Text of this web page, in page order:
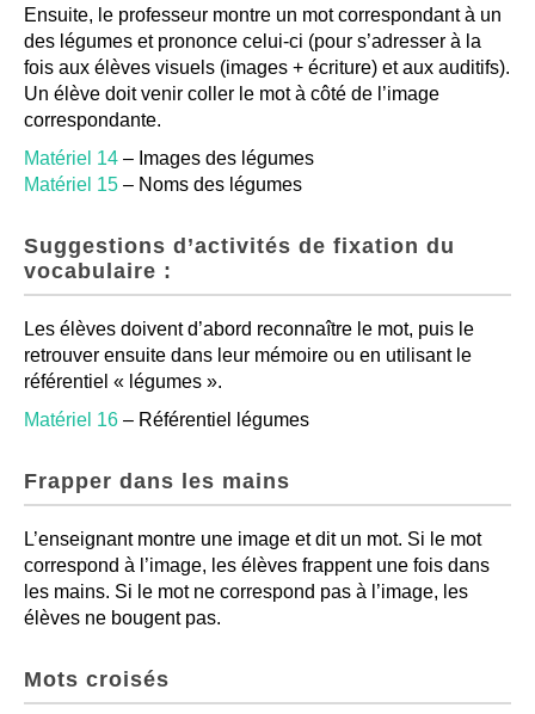
Ensuite, le professeur montre un mot correspondant à un
des légumes et prononce celui-ci (pour s’adresser à la
fois aux élèves visuels (images + écriture) et aux auditifs).
Un élève doit venir coller le mot à côté de l’image
correspondante.
Matériel 14 – Images des légumes
Matériel 15 – Noms des légumes
Suggestions d’activités de fixation du
vocabulaire :
Les élèves doivent d’abord reconnaître le mot, puis le
retrouver ensuite dans leur mémoire ou en utilisant le
référentiel « légumes ».
Matériel 16 – Référentiel légumes
Frapper dans les mains
L’enseignant montre une image et dit un mot. Si le mot
correspond à l’image, les élèves frappent une fois dans
les mains. Si le mot ne correspond pas à l’image, les
élèves ne bougent pas.
Mots croisés